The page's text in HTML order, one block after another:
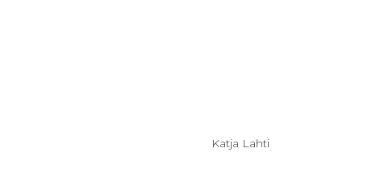
Katja Lahti